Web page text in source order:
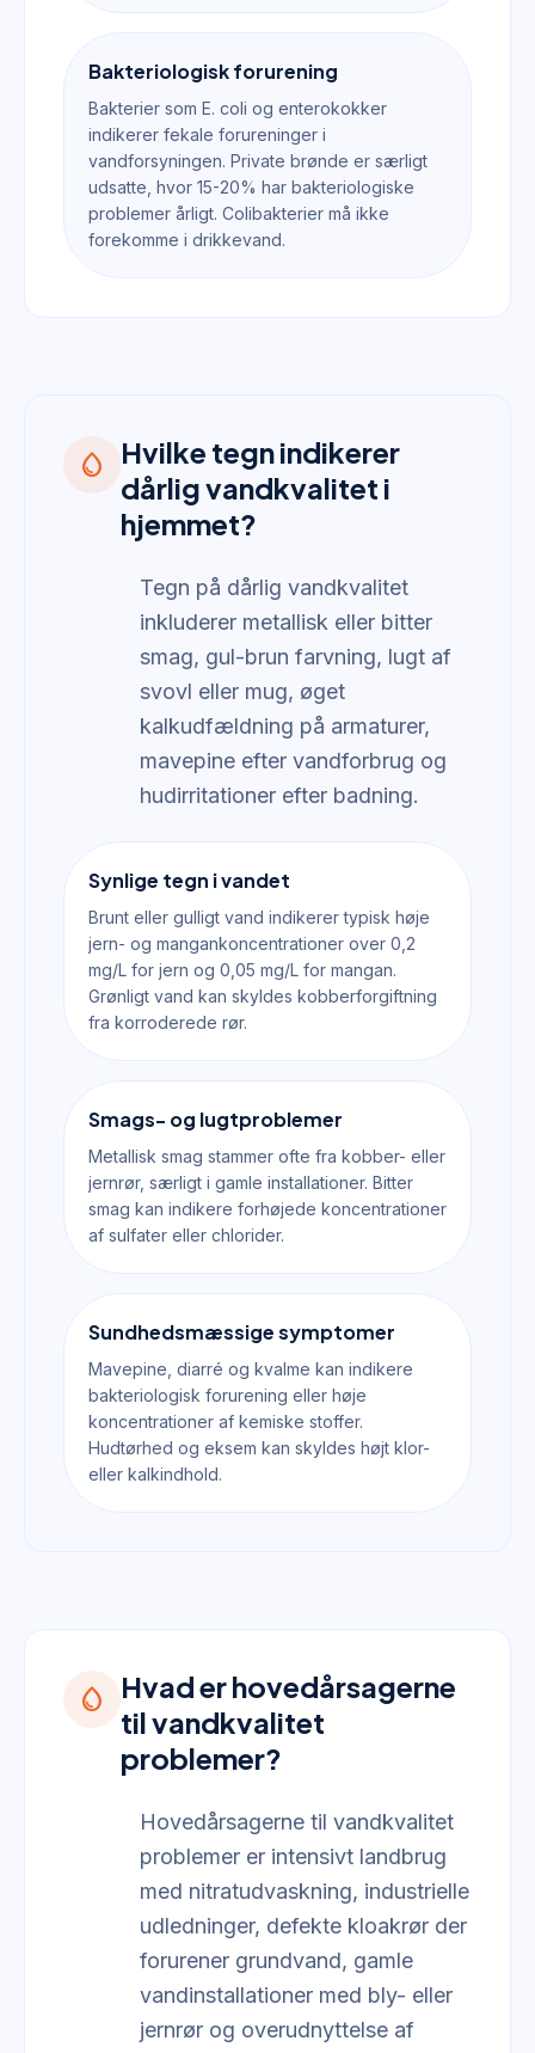
Bakteriologisk forurening
Bakterier som E. coli og enterokokker
indikerer fekale forureninger i
vandforsyningen. Private brønde er særligt
udsatte, hvor 15-20% har bakteriologiske
problemer årligt. Colibakterier må ikke
forekomme i drikkevand.
water_drop
Hvilke tegn indikerer
dårlig vandkvalitet i
hjemmet?
Tegn på dårlig vandkvalitet
inkluderer metallisk eller bitter
smag, gul-brun farvning, lugt af
svovl eller mug, øget
kalkudfældning på armaturer,
mavepine efter vandforbrug og
hudirritationer efter badning.
Synlige tegn i vandet
Brunt eller gulligt vand indikerer typisk høje
jern- og mangankoncentrationer over 0,2
mg/L for jern og 0,05 mg/L for mangan.
Grønligt vand kan skyldes kobberforgiftning
fra korroderede rør.
Smags- og lugtproblemer
Metallisk smag stammer ofte fra kobber- eller
jernrør, særligt i gamle installationer. Bitter
smag kan indikere forhøjede koncentrationer
af sulfater eller chlorider.
Sundhedsmæssige symptomer
Mavepine, diarré og kvalme kan indikere
bakteriologisk forurening eller høje
koncentrationer af kemiske stoffer.
Hudtørhed og eksem kan skyldes højt klor-
eller kalkindhold.
water_drop
Hvad er hovedårsagerne
til vandkvalitet
problemer?
Hovedårsagerne til vandkvalitet
problemer er intensivt landbrug
med nitratudvaskning, industrielle
udledninger, defekte kloakrør der
forurener grundvand, gamle
vandinstallationer med bly- eller
jernrør og overudnyttelse af